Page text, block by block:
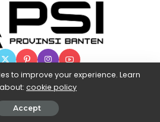
Super, powered by BangX.
to improve your experience. Learn
cookie policy
Accept